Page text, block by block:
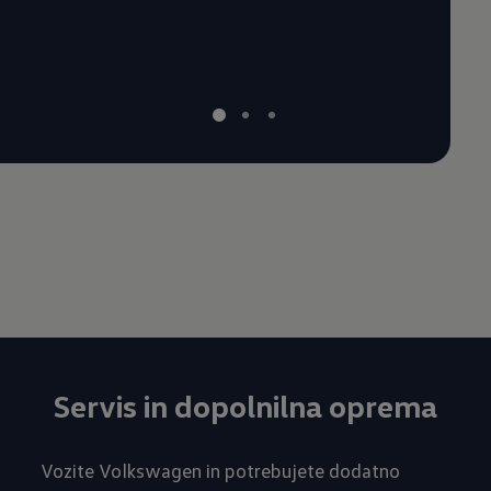
Servis in dopolnilna oprema
Vozite Volkswagen in potrebujete dodatno